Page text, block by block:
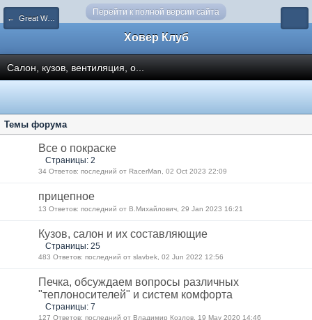
Перейти к полной версии сайта
← Great Wall M2
Ховер Клуб
Салон, кузов, вентиляция, о...
Темы форума
Все о покраске
Страницы: 2
34 Ответов: последний от RacerMan, 02 Oct 2023 22:09
прицепное
13 Ответов: последний от В.Михайлович, 29 Jan 2023 16:21
Кузов, салон и их составляющие
Страницы: 25
483 Ответов: последний от slavbek, 02 Jun 2022 12:56
Печка, обсуждаем вопросы различных
"теплоносителей" и систем комфорта
Страницы: 7
127 Ответов: последний от Владимир Козлов, 19 May 2020 14:46